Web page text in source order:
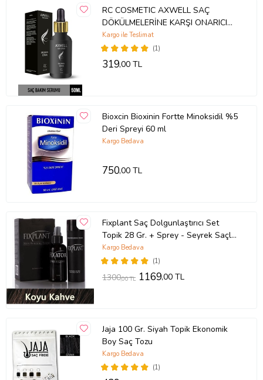
RC COSMETIC AXWELL SAÇ
DÖKÜLMELERİNE KARŞI ONARICI
BAKIM SERUMU 50ml
(1)
Kargo ile Teslimat
319,00 TL
Bioxcin Bioxinin Fortte Minoksidil %5
Deri Spreyi 60 ml
Kargo Bedava
750,00 TL
Fixplant Saç Dolgunlaştırıcı Set
Topik 28 Gr. + Sprey - Seyrek Saçlar
için Saç Tozu - Fixplant Saç Fiberi -
Koyu Kahve
(1)
Kargo Bedava
1300,00 TL 1169,00 TL
Jaja 100 Gr. Siyah Topik Ekonomik
Boy Saç Tozu
(1)
Kargo Bedava